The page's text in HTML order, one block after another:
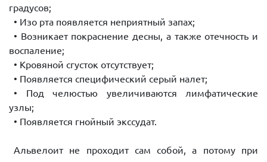
градусов;
• Изо рта появляется неприятный запах;
• Возникает покраснение десны, а также отечность и
воспаление;
• Кровяной сгусток отсутствует;
• Появляется специфический серый налет;
• Под челюстью увеличиваются лимфатические
узлы;
• Появляется гнойный экссудат.
Альвелоит не проходит сам собой, а потому при